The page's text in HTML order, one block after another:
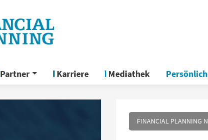
Partner Karriere Mediathek
FINANCIAL PLANNING